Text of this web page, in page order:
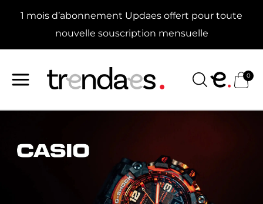
1 mois d’abonnement Updaes offert pour toute
nouvelle souscription mensuelle
0